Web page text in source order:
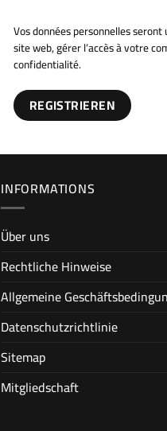
Vos données personnelles
site web, gérer l’accès à votre
confidentialité.
REGISTRIEREN
INFORMATIONS
Über uns
Rechtliche Hinweise
Allgemeine
Datenschutzrichtlinie
Sitemap
Mitgliedschaft